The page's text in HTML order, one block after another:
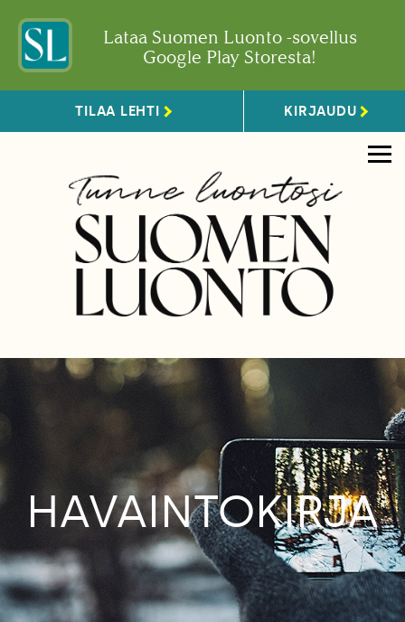
Lataa Suomen Luonto -sovellus
Google Play Storesta!
TILAA LEHTI KIRJAUDU
HAVAINTOKIRJA